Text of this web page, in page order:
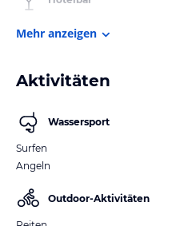
Mehr anzeigen
Aktivitäten
Wassersport
Surfen
Angeln
Outdoor-Aktivitäten